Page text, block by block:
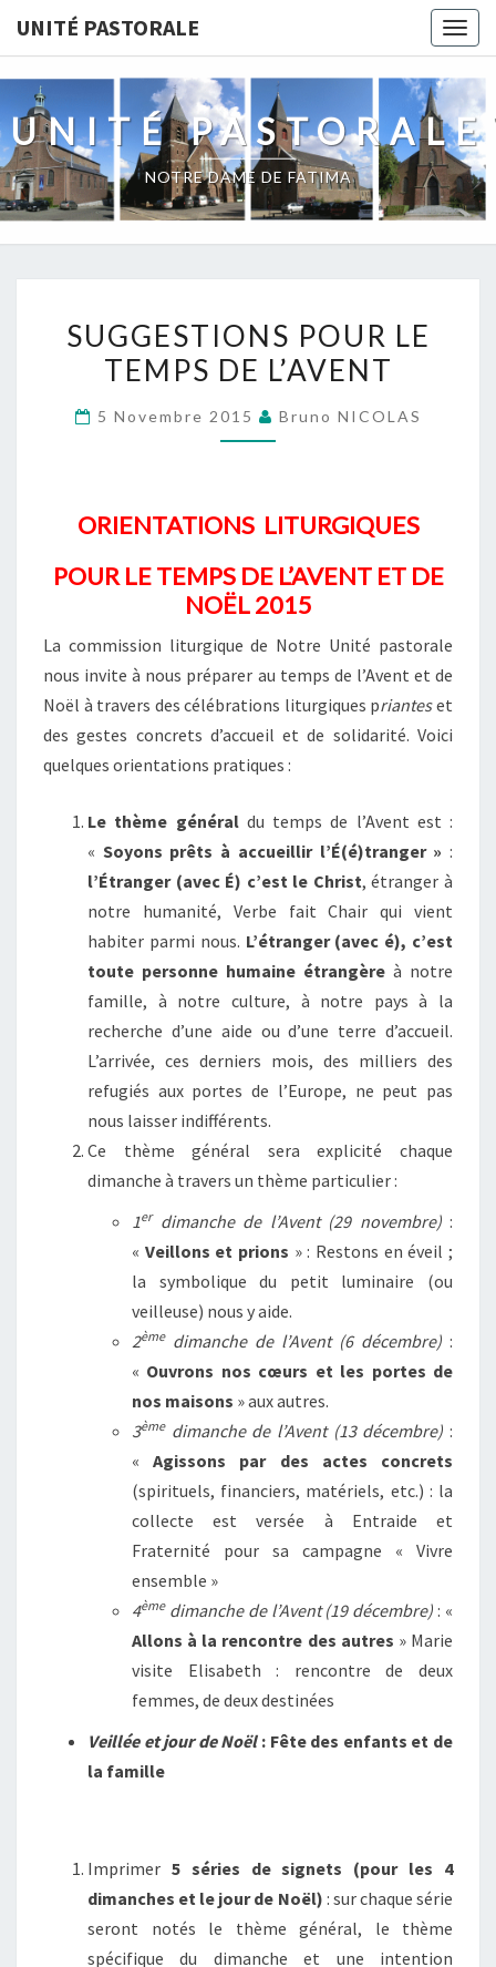
content
UNITÉ PASTORALE
UNITÉ PASTORALE
NOTRE DAME DE FATIMA
POUR
LE
DE
SUGGESTIONS POUR LE
TEMPS DE L’AVENT
5 Novembre 2015 Bruno NICOLAS
ORIENTATIONS LITURGIQUES
POUR LE TEMPS DE L’AVENT ET DE
NOËL 2015
La commission liturgique de Notre Unité pastorale
nous invite à nous préparer au temps de l’Avent et de
Noël à travers des célébrations liturgiques prianteset
des gestes concrets d’accueil et de solidarité. Voici
quelques orientations pratiques :
Le thème généraldu temps de l’Avent est :
« Soyons prêts à accueillir l’É(é)tranger » :
l’Étranger (avec É) c’est le Christ, étranger à
notre humanité, Verbe fait Chair qui vient
habiter parmi nous. L’étranger (avec é), c’est
toute personne humaine étrangère à notre
famille, à notre culture, à notre pays à la
recherche d’une aide ou d’une terre d’accueil.
L’arrivée, ces derniers mois, des milliers des
refugiés aux portes de l’Europe, ne peut pas
nous laisser indifférents.
Ce thème général sera explicité chaque
dimanche à travers un thème particulier :
1erdimanche de l’Avent (29 novembre):
« Veillons et prions » : Restons en éveil ;
la symbolique du petit luminaire (ou
veilleuse) nous y aide.
2èmedimanche de l’Avent (6 décembre) :
« Ouvrons nos cœurs et les portes de
nos maisons » aux autres.
3èmedimanche de l’Avent (13 décembre) :
«Agissons par des actes concrets
(spirituels, financiers, matériels, etc.) : la
collecte est versée à Entraide et
Fraternité pour sa campagne « Vivre
ensemble »
4èmedimanche de l’Avent (19 décembre) : «
Allons à la rencontre des autres » Marie
visite Elisabeth : rencontre de deux
femmes, de deux destinées
Veillée et jour de Noël: Fête des enfants et de
la famille
Imprimer 5 séries de signets (pour les 4
dimanches et le jour de Noël) : sur chaque série
seront notés le thème général, le thème
spécifique du dimanche et une intention